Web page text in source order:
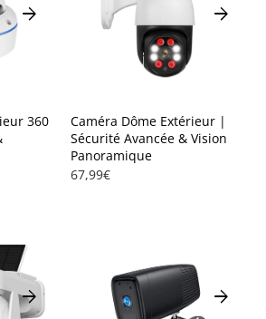
arrow_forward
360
arrow_forward
Caméra Dôme Extérieur |
Sécurité Avancée & Vision
Panoramique
67,99€
arrow_forward arrow_forward